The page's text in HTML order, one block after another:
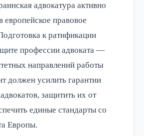
адвокатура активно
европейское правовое
к ратификации
профессии адвоката —
направлений работы
должен усилить гарантии
защитить их от
единые стандарты со
Европы.